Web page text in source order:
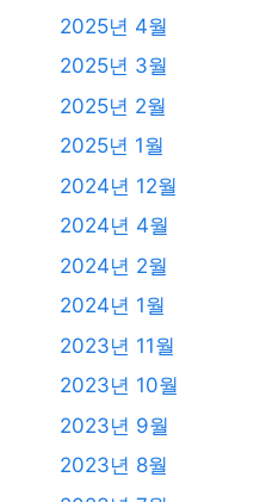
2025년 4월
2025년 3월
2025년 2월
2025년 1월
2024년 12월
2024년 4월
2024년 2월
2024년 1월
2023년 11월
2023년 10월
2023년 9월
2023년 8월